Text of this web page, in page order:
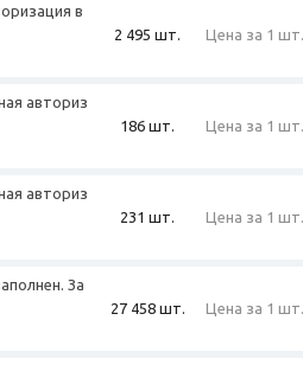
в
2 495 шт. Цена за 1 шт.
авториз
186 шт. Цена за 1 шт.
авториз
231 шт. Цена за 1 шт.
За
27 458 шт. Цена за 1 шт.